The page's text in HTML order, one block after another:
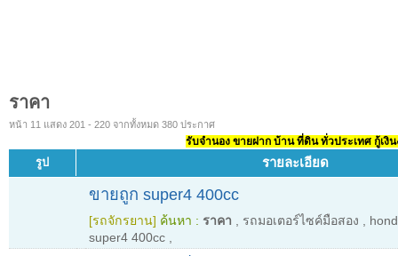
ราคา
หน้า 11 แสดง 201 - 220 จากทั้งหมด 380 ประกาศ
รับจำนอง ขายฝาก บ้าน ที่ดิน ทั่วประเทศ กู้เงิ
รูป รายละเอียด
ขายถูก super4 400cc
[รถจักรยาน] ค้นหา : ราคา รถมอเตอร์ไซค์มือสอง
super4 400cc